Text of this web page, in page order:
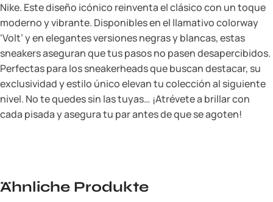
Nike. Este diseño icónico reinventa el clásico con un toque
moderno y vibrante. Disponibles en el llamativo colorway
‘Volt’ y en elegantes versiones negras y blancas, estas
sneakers aseguran que tus pasos no pasen desapercibidos.
Perfectas para los sneakerheads que buscan destacar, su
exclusividad y estilo único elevan tu colección al siguiente
nivel. No te quedes sin las tuyas… ¡Atrévete a brillar con
cada pisada y asegura tu par antes de que se agoten!
Ähnliche Produkte